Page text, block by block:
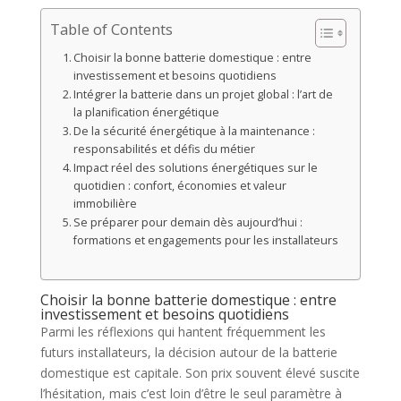
Table of Contents
Choisir la bonne batterie domestique : entre
investissement et besoins quotidiens
Intégrer la batterie dans un projet global : l’art de
la planification énergétique
De la sécurité énergétique à la maintenance :
responsabilités et défis du métier
Impact réel des solutions énergétiques sur le
quotidien : confort, économies et valeur
immobilière
Se préparer pour demain dès aujourd’hui :
formations et engagements pour les installateurs
Choisir la bonne batterie domestique : entre
investissement et besoins quotidiens
Parmi les réflexions qui hantent fréquemment les
futurs installateurs, la décision autour de la batterie
domestique est capitale. Son prix souvent élevé suscite
l’hésitation, mais c’est loin d’être le seul paramètre à